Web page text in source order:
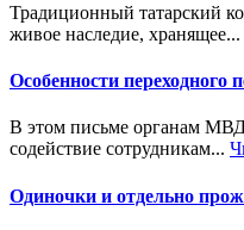
Традиционный татарский
живое наследие, хранящее...
Особенности переходного
В этом письме органам
содействие сотрудникам...
Одиночки и отдельно